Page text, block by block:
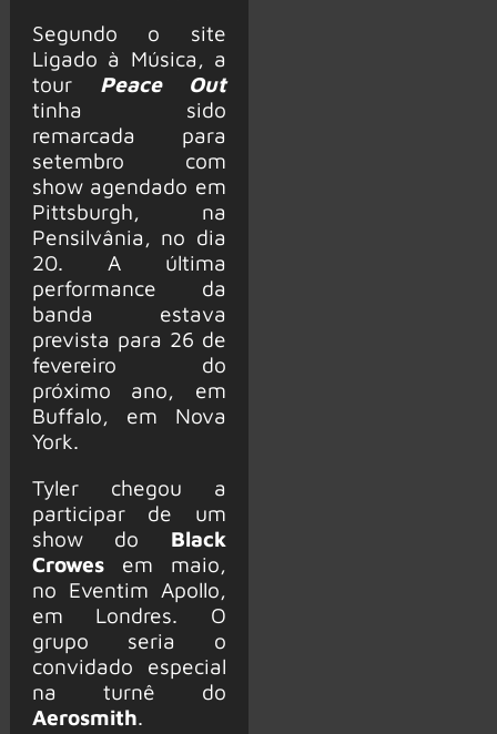
Segundo o site
Ligado à Música, a
tour Peace Out
tinha sido
remarcada para
setembro com
show agendado em
Pittsburgh, na
Pensilvânia, no dia
20. A última
performance da
banda estava
prevista para 26 de
fevereiro do
próximo ano, em
Buffalo, em Nova
York.
Tyler chegou a
participar de um
show do Black
Crowesem maio,
no Eventim Apollo,
em Londres. O
grupo seria o
convidado especial
na turnê do
Aerosmith.